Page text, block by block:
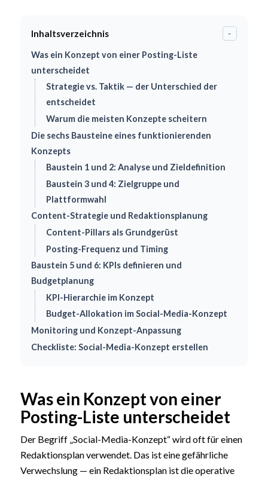
Inhaltsverzeichnis -
Was ein Konzept von einer Posting-Liste
unterscheidet
Strategie vs. Taktik — der Unterschied der
entscheidet
Warum die meisten Konzepte scheitern
Die sechs Bausteine eines funktionierenden
Konzepts
Baustein 1 und 2: Analyse und Zieldefinition
Baustein 3 und 4: Zielgruppe und
Plattformwahl
Content-Strategie und Redaktionsplanung
Content-Pillars als Grundgerüst
Posting-Frequenz und Timing
Baustein 5 und 6: KPIs definieren und
Budgetplanung
KPI-Hierarchie im Konzept
Budget-Allokation im Social-Media-Konzept
Monitoring und Konzept-Anpassung
Checkliste: Social-Media-Konzept erstellen
Was ein Konzept von einer
Posting-Liste unterscheidet
Der Begriff „Social-Media-Konzept“ wird oft für einen
Redaktionsplan verwendet. Das ist eine gefährliche
Verwechslung — ein Redaktionsplan ist die operative